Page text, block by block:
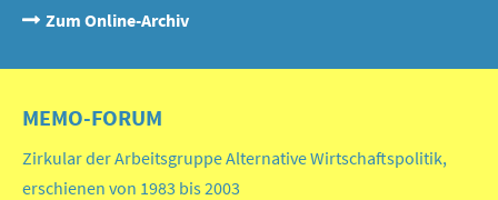
Zum Online-Archiv
MEMO-FORUM
Zirkular der Arbeitsgruppe Alternative Wirtschaftspolitik,
erschienen von 1983 bis 2003